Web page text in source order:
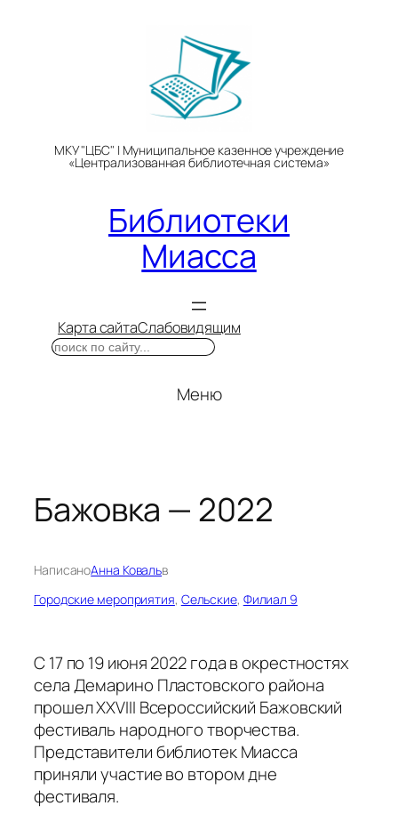
МКУ "ЦБС" | Муниципальное казенное учреждение
«Централизованная библиотечная система»
Библиотеки
Миасса
Карта сайтаСлабовидящим
Поиск
Меню
Бажовка — 2022
НаписаноАнна Ковальв
Городские мероприятия, Сельские, Филиал 9
С 17 по 19 июня 2022 года в окрестностях
села Демарино Пластовского района
прошел XXVIII Всероссийский Бажовский
фестиваль народного творчества.
Представители библиотек Миасса
приняли участие во втором дне
фестиваля.